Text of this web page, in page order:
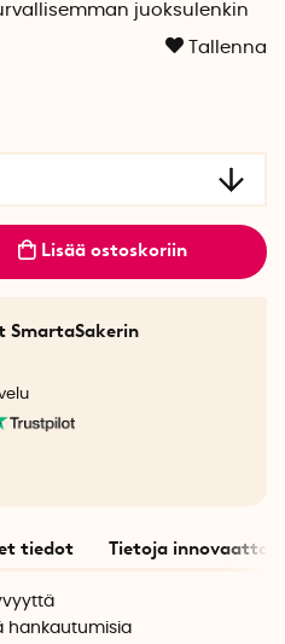
juoksulenkin
Tallenna
Lisää ostoskoriin
SmartaSakerin
tiedot Tietoja
hankautumisia